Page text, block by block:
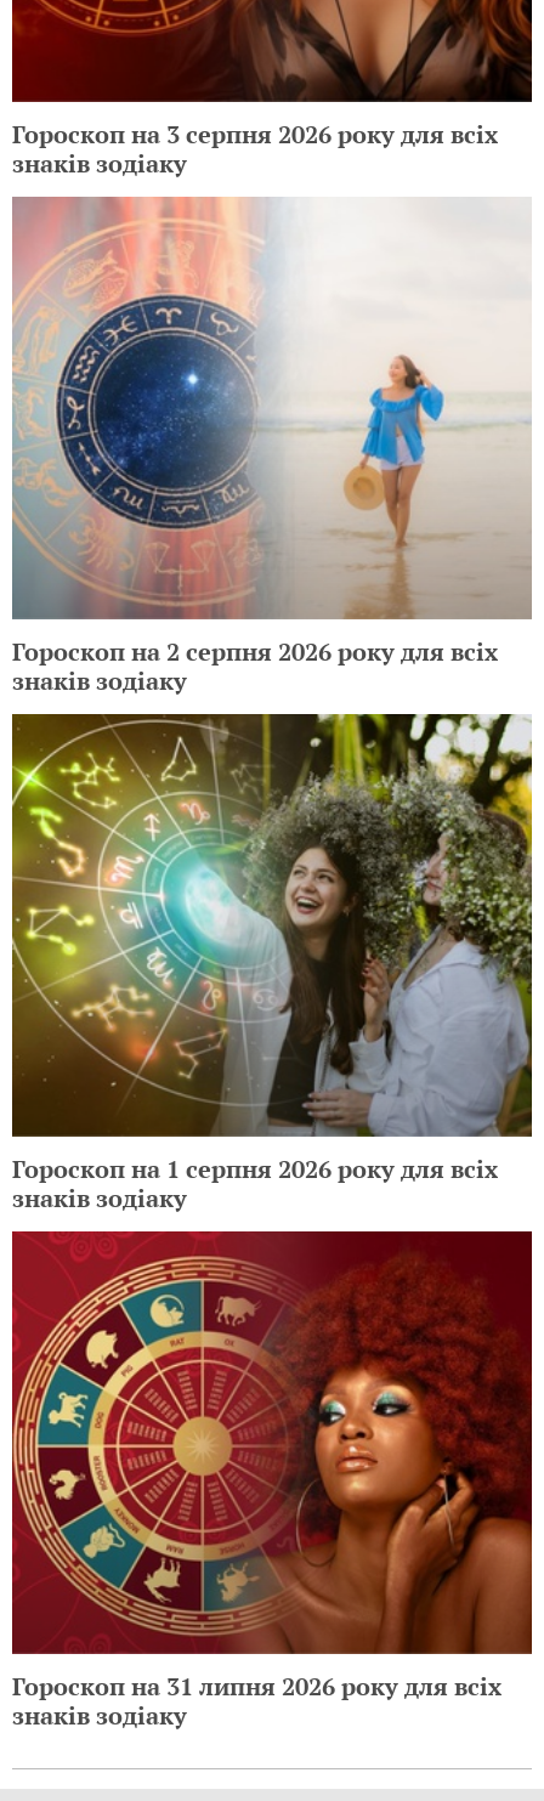
Гороскоп на 3 серпня 2026 року для всіх
знаків зодіаку
Гороскоп на 2 серпня 2026 року для всіх
знаків зодіаку
Гороскоп на 1 серпня 2026 року для всіх
знаків зодіаку
Гороскоп на 31 липня 2026 року для всіх
знаків зодіаку